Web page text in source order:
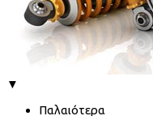
▼
Παλαιότερα